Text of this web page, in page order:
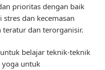
prioritas dengan baik
dan kecemasan
teratur dan terorganisir.
belajar teknik-teknik
yoga untuk